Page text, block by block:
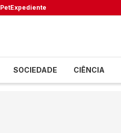
PetExpediente
SOCIEDADE CIÊNCIA